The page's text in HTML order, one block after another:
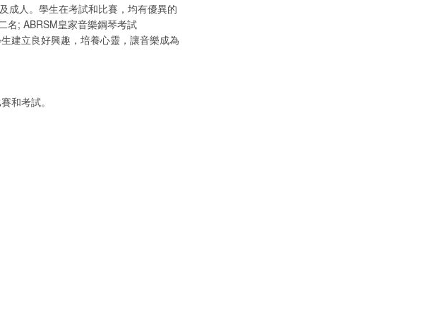
成人。學生在考試和比賽，均有優異的
名; ABRSM皇家音樂鋼琴考試
建立良好興趣，培養心靈，讓音樂成為
和考試。